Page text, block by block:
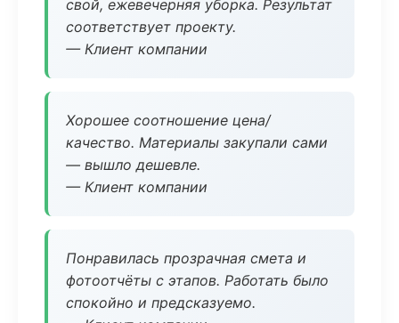
свой, ежевечерняя уборка. Результат
соответствует проекту.
— Клиент компании
Хорошее соотношение цена/
качество. Материалы закупали сами
— вышло дешевле.
— Клиент компании
Понравилась прозрачная смета и
фотоотчёты с этапов. Работать было
спокойно и предсказуемо.